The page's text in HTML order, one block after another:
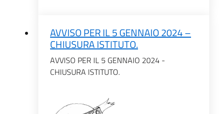
AVVISO PER IL 5 GENNAIO 2024 –
CHIUSURA ISTITUTO.
AVVISO PER IL 5 GENNAIO 2024 -
CHIUSURA ISTITUTO.